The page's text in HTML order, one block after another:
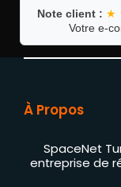
Note client : ★
Votre e-
À Propos
SpaceNet
entreprise de